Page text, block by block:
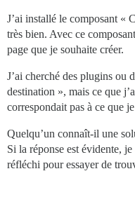
J’ai installé le composant «
très bien. Avec ce
page que je souhaite créer.
J’ai cherché des plugins ou
destination », mais ce que
correspondait pas à ce que
Quelqu’un connaît-il une
Si la réponse est évidente,
réfléchi pour essayer de